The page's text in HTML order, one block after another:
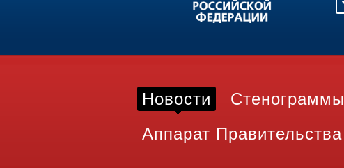
Новости Стенограммы
Аппарат Правительства